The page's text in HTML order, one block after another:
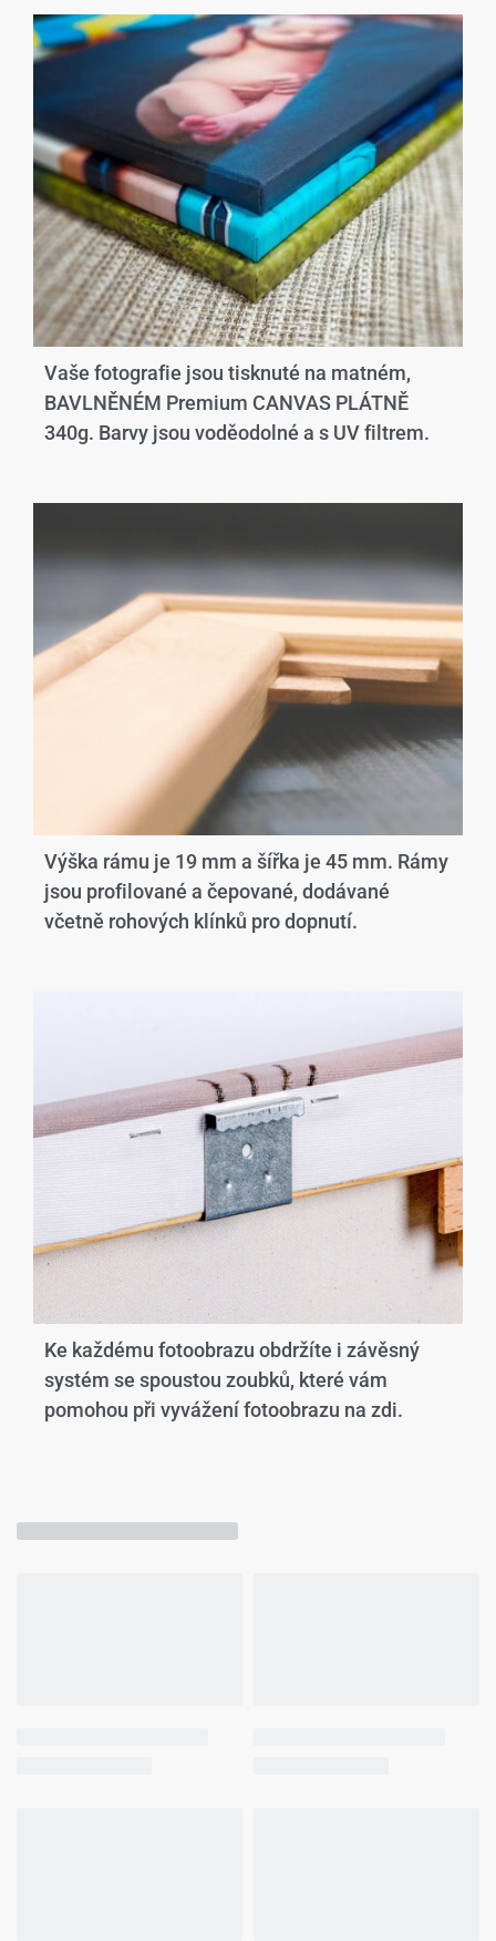
Vaše fotografie jsou tisknuté na matném,
BAVLNĚNÉM Premium CANVAS PLÁTNĚ
340g. Barvy jsou voděodolné a s UV filtrem.
Výška rámu je 19 mm a šířka je 45 mm. Rámy
jsou profilované a čepované, dodávané
včetně rohových klínků pro dopnutí.
Ke každému fotoobrazu obdržíte i závěsný
systém se spoustou zoubků, které vám
pomohou při vyvážení fotoobrazu na zdi.